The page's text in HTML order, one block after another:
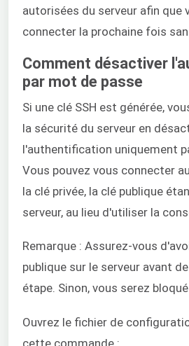
autorisées du serveur afin que
connecter la prochaine fois
Comment désactiver
par mot de passe
Si une clé SSH est générée,
la sécurité du serveur en
l'authentification uniquement
Vous pouvez vous connecter
la clé privée, la clé publique
serveur, au lieu d'utiliser la
Remarque : Assurez-vous
publique sur le serveur avant
étape. Sinon, vous serez
Ouvrez le fichier de
cette commande :